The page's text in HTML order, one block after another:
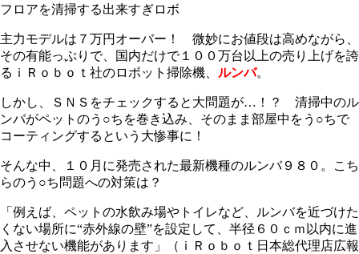
フロアを清掃する出来すぎロボ
主力モデルは７万円オーバー！ 微妙にお値段は高めながら、
その有能っぷりで、国内だけで１００万台以上の売り上げを誇
るｉＲｏｂｏｔ社のロボット掃除機、 ルンバ。
しかし、ＳＮＳをチェックすると大問題が…！？ 清掃中のル
ンバがペットのう○ちを巻き込み、そのまま部屋中をう○ちで
コーティングするという大惨事に！
そんな中、１０月に発売された最新機種のルンバ９８０。こち
らのう○ち問題への対策は？
「例えば、ペットの水飲み場やトイレなど、ルンバを近づけた
くない場所に“赤外線の壁”を設定して、半径６０ｃｍ以内に進
入させない機能があります」（ｉＲｏｂｏｔ日本総代理店広報